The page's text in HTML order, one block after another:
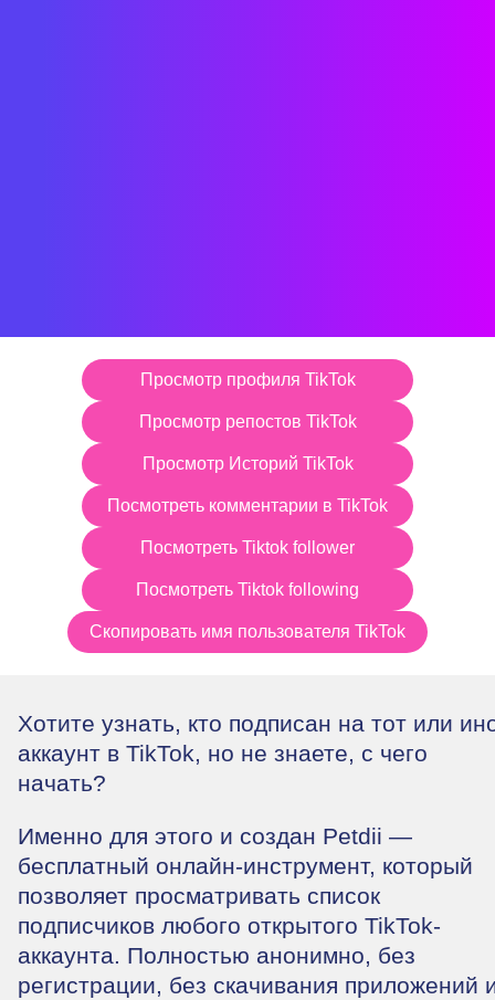
Просмотр профиля TikTok
Просмотр репостов TikTok
Просмотр Историй TikTok
Посмотреть комментарии в TikTok
Посмотреть Tiktok follower
Посмотреть Tiktok following
Скопировать имя пользователя TikTok
Хотите узнать, кто подписан на тот или
аккаунт в TikTok, но не знаете, с чего
начать?
Именно для этого и создан Petdii —
бесплатный онлайн-инструмент, который
позволяет просматривать список
подписчиков любого открытого TikTok-
аккаунта. Полностью анонимно, без
регистрации, без скачивания приложений